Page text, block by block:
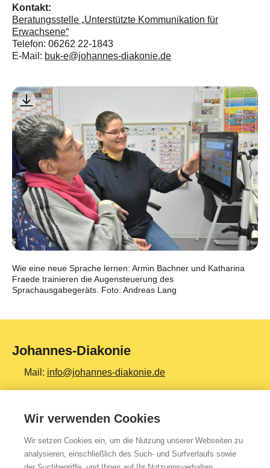
Kontakt:
Beratungsstelle „Unterstützte Kommunikation für
Erwachsene“
Telefon: 06262 22-1843
E-Mail: buk-e@johannes-diakonie.de
Wie eine neue Sprache lernen: Armin Bachner und Katharina
Fraede trainieren die Augensteuerung des
Sprachausgabegeräts. Foto: Andreas Lang
Johannes-Diakonie
Mail: info@johannes-diakonie.de
Tel:06261 - 88-0
Top Themen
Wir verwenden Cookies
Wir setzen Cookies ein, um die Nutzung unserer Webseiten zu
analysieren, einschließlich des Such- und Surfverlaufs sowie